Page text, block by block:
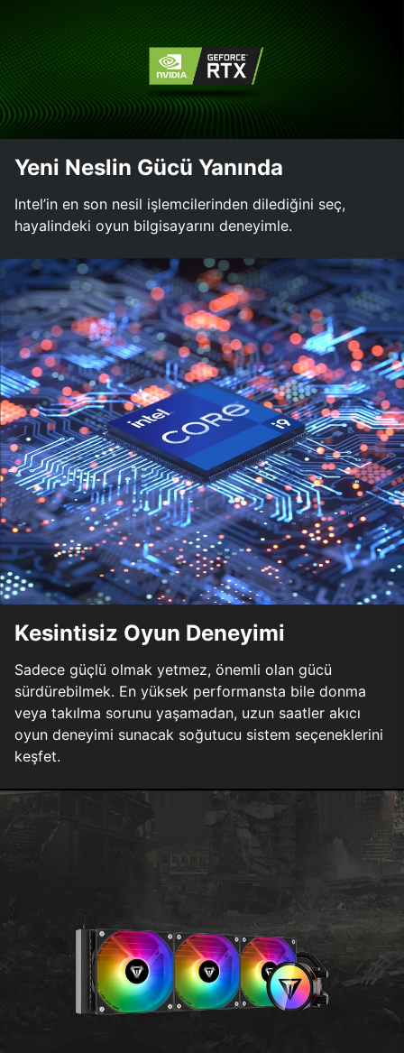
Yeni Neslin Gücü Yanında
Intel’in en son nesil işlemcilerinden dilediğini seç,
hayalindeki oyun bilgisayarını deneyimle.
Kesintisiz Oyun Deneyimi
Sadece güçlü olmak yetmez, önemli olan gücü
sürdürebilmek. En yüksek performansta bile donma
veya takılma sorunu yaşamadan, uzun saatler akıcı
oyun deneyimi sunacak soğutucu sistem seçeneklerini
keşfet.